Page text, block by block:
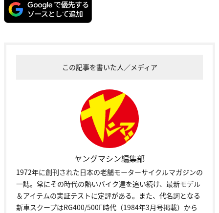
この記事を書いた人／メディア
ヤングマシン編集部
1972年に創刊された日本の老舗モーターサイクルマガジンの
一誌。常にその時代の熱いバイク達を追い続け、最新モデル
＆アイテムの実証テストに定評がある。また、代名詞となる
新車スクープはRG400/500Γ時代（1984年3月号掲載）から